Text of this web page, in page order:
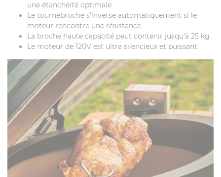
une étanchéité optimale
Le tournebroche s'inverse automatiquement si le
moteur rencontre une résistance
La broche haute capacité peut contenir jusqu'à 25 kg
Le moteur de 120V est ultra silencieux et puissant